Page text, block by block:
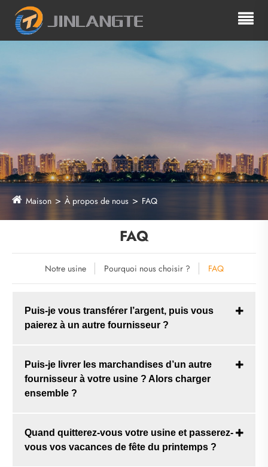
Maison À propos de nous FAQ
FAQ
Notre usine Pourquoi nous choisir ? FAQ
Puis-je vous transférer l’argent, puis vous
paierez à un autre fournisseur ?
Puis-je livrer les marchandises d’un autre
fournisseur à votre usine ? Alors charger
ensemble ?
Quand quitterez-vous votre usine et passerez-
vous vos vacances de fête du printemps ?